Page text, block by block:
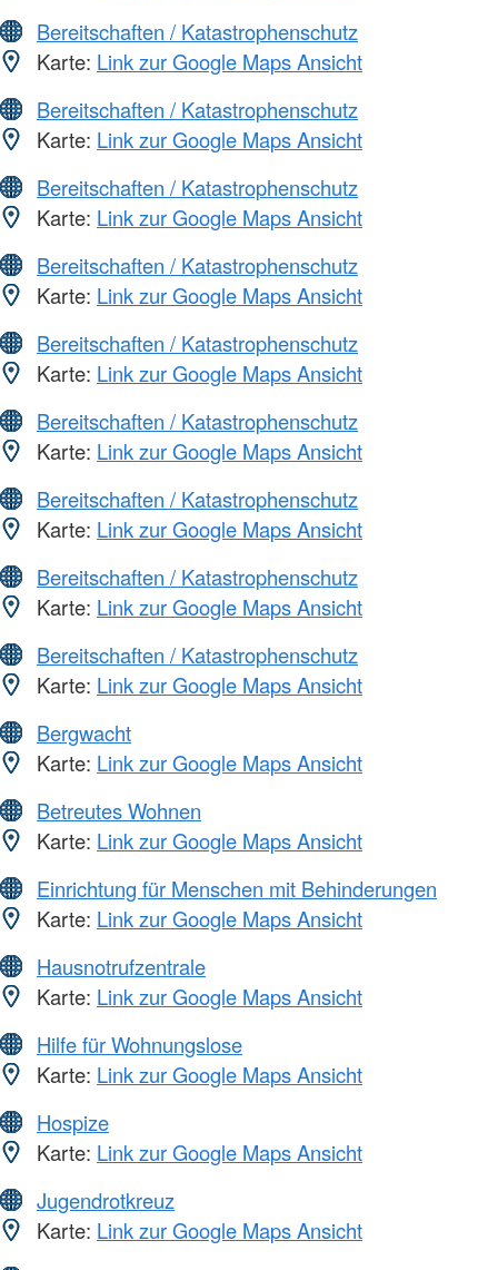
Bereitschaften / Katastrophenschutz
Karte: Link zur Google Maps Ansicht
Bereitschaften / Katastrophenschutz
Karte: Link zur Google Maps Ansicht
Bereitschaften / Katastrophenschutz
Karte: Link zur Google Maps Ansicht
Bereitschaften / Katastrophenschutz
Karte: Link zur Google Maps Ansicht
Bereitschaften / Katastrophenschutz
Karte: Link zur Google Maps Ansicht
Bereitschaften / Katastrophenschutz
Karte: Link zur Google Maps Ansicht
Bereitschaften / Katastrophenschutz
Karte: Link zur Google Maps Ansicht
Bereitschaften / Katastrophenschutz
Karte: Link zur Google Maps Ansicht
Bereitschaften / Katastrophenschutz
Karte: Link zur Google Maps Ansicht
Bergwacht
Karte: Link zur Google Maps Ansicht
Betreutes Wohnen
Karte: Link zur Google Maps Ansicht
Einrichtung für Menschen mit Behinderungen
Karte: Link zur Google Maps Ansicht
Hausnotrufzentrale
Karte: Link zur Google Maps Ansicht
Hilfe für Wohnungslose
Karte: Link zur Google Maps Ansicht
Hospize
Karte: Link zur Google Maps Ansicht
Jugendrotkreuz
Karte: Link zur Google Maps Ansicht